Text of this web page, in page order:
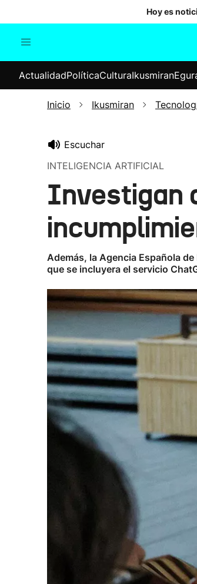
Hoy es
Internacional
Elecciones
ActualidadPolíticaCulturaIkusmiran
Inicio Ikusmiran
Escuchar
INTELIGENCIA ARTIFICIAL
Investigan
Además, la Agencia Española
que se incluyera el servicio